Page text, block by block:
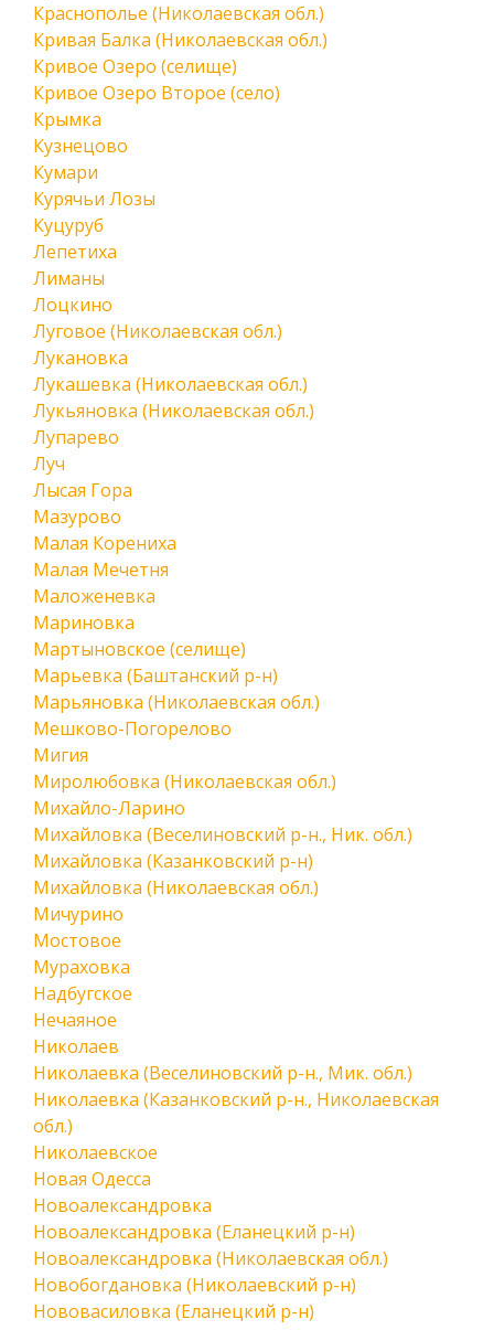
Краснополье (Николаевская обл.)
Кривая Балка (Николаевская обл.)
Кривое Озеро (селище)
Кривое Озеро Второе (село)
Крымка
Кузнецово
Кумари
Курячьи Лозы
Куцуруб
Лепетиха
Лиманы
Лоцкино
Луговое (Николаевская обл.)
Лукановка
Лукашевка (Николаевская обл.)
Лукьяновка (Николаевская обл.)
Лупарево
Луч
Лысая Гора
Мазурово
Малая Корениха
Малая Мечетня
Маложеневка
Мариновка
Мартыновское (селище)
Марьевка (Баштанский р-н)
Марьяновка (Николаевская обл.)
Мешково-Погорелово
Мигия
Миролюбовка (Николаевская обл.)
Михайло-Ларино
Михайловка (Веселиновский р-н., Ник. обл.)
Михайловка (Казанковский р-н)
Михайловка (Николаевская обл.)
Мичурино
Мостовое
Мураховка
Надбугское
Нечаяное
Николаев
Николаевка (Веселиновский р-н., Мик. обл.)
Николаевка (Казанковский р-н., Николаевская
обл.)
Николаевское
Новая Одесса
Новоалександровка
Новоалександровка (Еланецкий р-н)
Новоалександровка (Николаевская обл.)
Новобогдановка (Николаевский р-н)
Нововасиловка (Еланецкий р-н)